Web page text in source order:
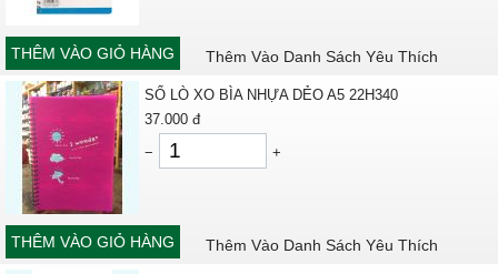
THÊM VÀO GIỎ HÀNG Thêm Vào Danh Sách Yêu Thích
SỔ LÒ XO BÌA NHỰA DẺO A5 22H340
37.000 đ
−
+
THÊM VÀO GIỎ HÀNG Thêm Vào Danh Sách Yêu Thích